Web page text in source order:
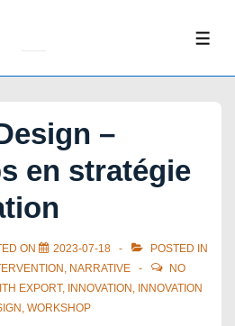
–
en stratégie
ON 2023-07-18
POSTED IN
, NARRATIVE
NO
EXPORT, INNOVATION , INNOVATION
, WORKSHOP